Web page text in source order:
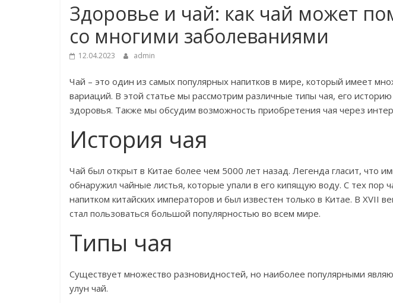
Здоровье и чай: как чай может
со многими заболеваниями
12.04.2023 admin
Чай – это один из самых популярных напитков в мире, который имеет
вариаций. В этой статье мы рассмотрим различные типы чая, его
здоровья. Также мы обсудим возможность приобретения чая через
История чая
Чай был открыт в Китае более чем 5000 лет назад. Легенда гласит, что
обнаружил чайные листья, которые упали в его кипящую воду. С тех пор
напитком китайских императоров и был известен только в Китае. В XVII
стал пользоваться большой популярностью во всем мире.
Типы чая
Существует множество разновидностей, но наиболее популярными
улун чай.